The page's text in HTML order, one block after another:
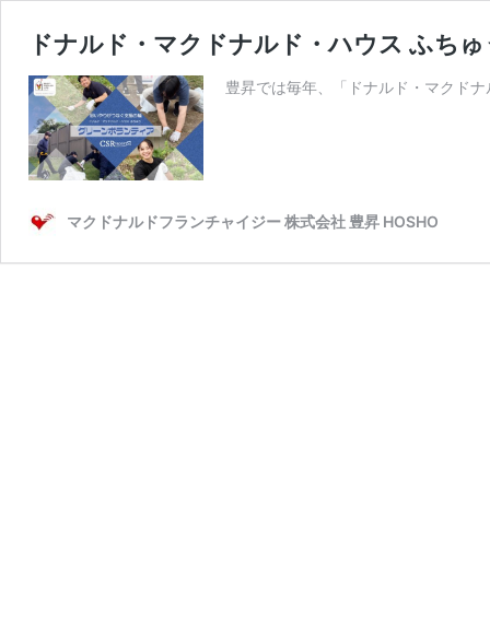
ドナルド・マクドナルド・ハウス ふち
豊昇では毎年、「ドナルド・マクド
マクドナルドフランチャイジー 株式会社 豊昇 HOSHO